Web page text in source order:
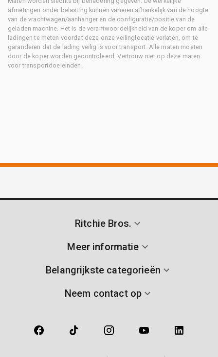
afmetingen onder belasting kunnen variëren afhankelijk van de hoogte
van de vrachtwagen/aanhanger en de configuratie/positie van de
geladen machine. Het is de verantwoordelijkheid van de koper om alle
ladingen te meten voordat deze onze veilinglocatie verlaten, om te
garanderen dat de lading veilig is voor transport. Alle maten moeten
door de koper worden gecontroleerd. Vertrouw niet op deze maten
voor transportdoeleinden.
Ritchie Bros.
Meer informatie
Belangrijkste categorieën
Neem contact op